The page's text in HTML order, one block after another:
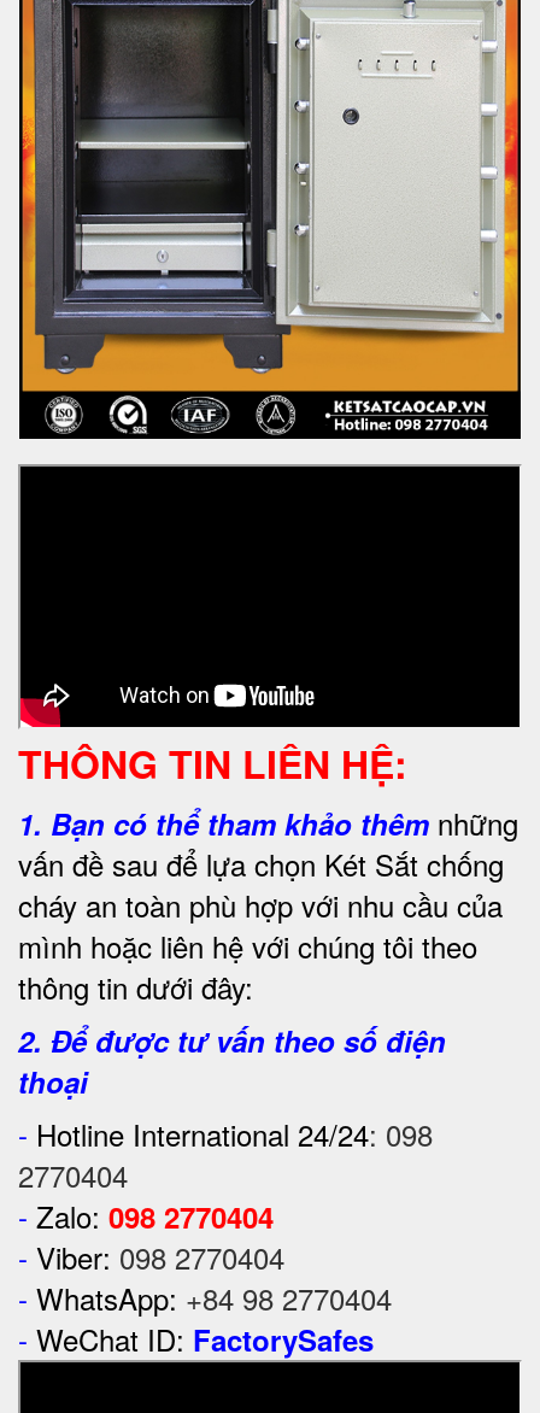
THÔNG TIN LIÊN HỆ:
1. Bạn có thể tham khảo thêm những
vấn đề sau để lựa chọn Két Sắt chống
cháy an toàn phù hợp với nhu cầu của
mình hoặc liên hệ với chúng tôi theo
thông tin dưới đây:
2. Để được tư vấn theo số điện
thoại
- Hotline International 24/24: 098
2770404
- Zalo: 098 2770404
- Viber: 098 2770404
- WhatsApp: +84 98 2770404
- WeChat ID: FactorySafes